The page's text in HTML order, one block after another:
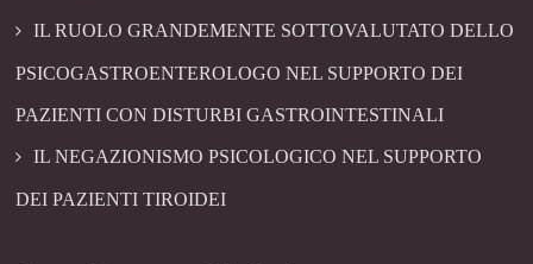
IL RUOLO GRANDEMENTE SOTTOVALUTATO DELLO
PSICOGASTROENTEROLOGO NEL SUPPORTO DEI
PAZIENTI CON DISTURBI GASTROINTESTINALI
IL NEGAZIONISMO PSICOLOGICO NEL SUPPORTO
DEI PAZIENTI TIROIDEI